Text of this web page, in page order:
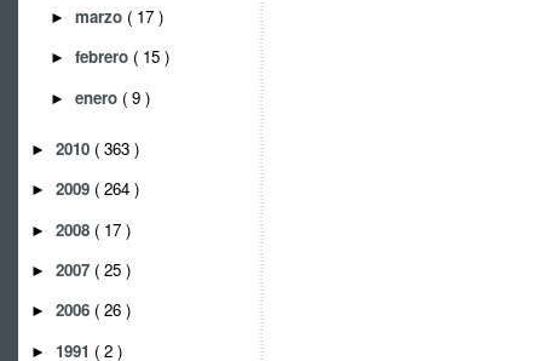
► marzo ( 17 )
► febrero ( 15 )
► enero ( 9 )
► 2010 ( 363 )
► 2009 ( 264 )
► 2008 ( 17 )
► 2007 ( 25 )
► 2006 ( 26 )
► 1991 ( 2 )